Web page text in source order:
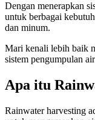
Dengan menerapkan
untuk berbagai
dan minum.
Mari kenali lebih baik
sistem pengumpulan
Apa itu
Rainwater harvesting